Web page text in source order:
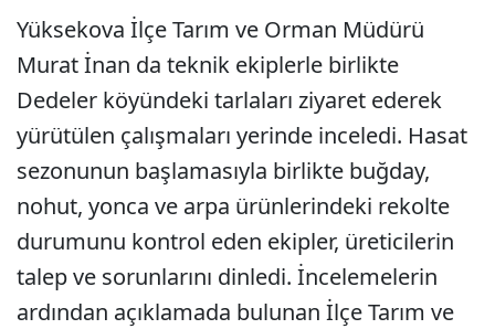
Yüksekova İlçe Tarım ve Orman Müdürü
Murat İnan da teknik ekiplerle birlikte
Dedeler köyündeki tarlaları ziyaret ederek
yürütülen çalışmaları yerinde inceledi. Hasat
sezonunun başlamasıyla birlikte buğday,
nohut, yonca ve arpa ürünlerindeki rekolte
durumunu kontrol eden ekipler, üreticilerin
talep ve sorunlarını dinledi. İncelemelerin
ardından açıklamada bulunan İlçe Tarım ve